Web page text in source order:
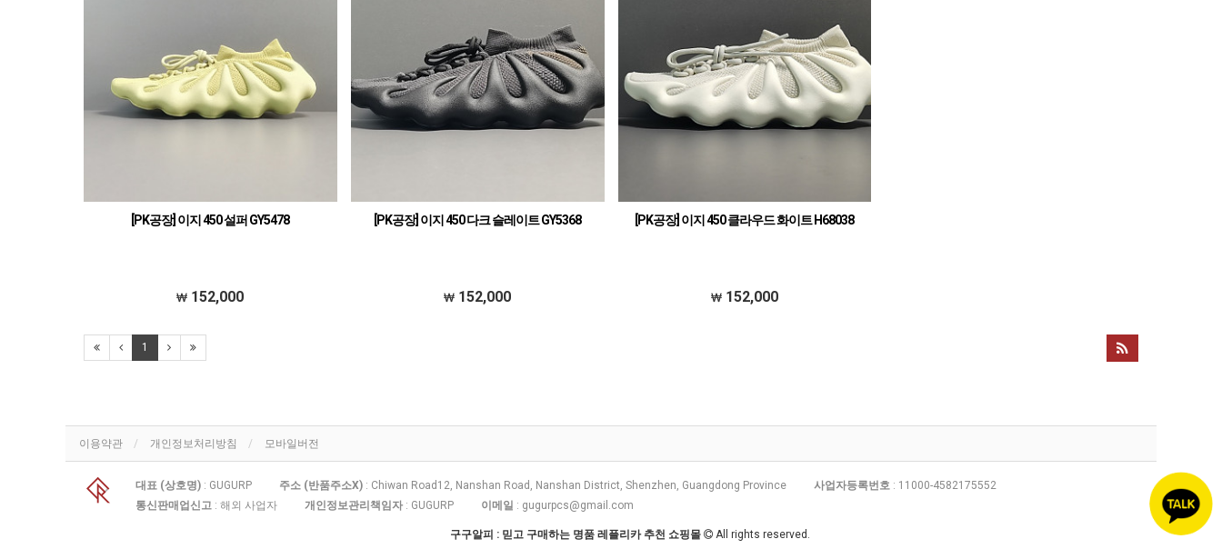
[PK공장] 이지 450 설퍼 GY5478
152,000
[PK공장] 이지 450 다크 슬레이트 GY5368
152,000
[PK공장] 이지 450 클라우드 화이트 H68038
152,000
1
이용약관 개인정보처리방침 모바일버전
대표 (상호명) : GUGURP 주소 (반품주소X) : Chiwan Road12, Nanshan Road, Nanshan District, Shenzhen, Guangdong Province 사업자등록번호 : 11000-4582175552
통신판매업신고 : 해외 사업자 개인정보관리책임자 : GUGURP 이메일 : gugurpcs@gmail.com
구구알피 : 믿고 구매하는 명품 레플리카 추천 쇼핑몰 All rights reserved.